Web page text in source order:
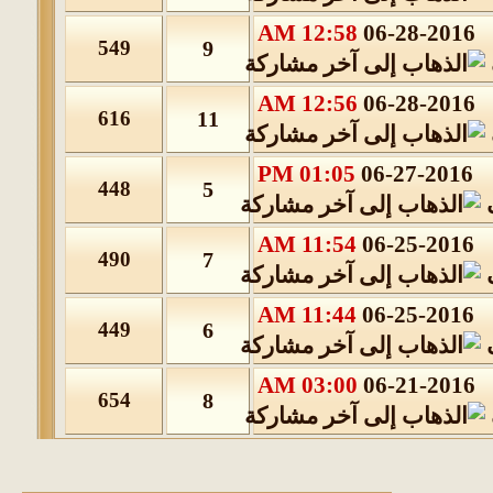
06-28-2016
12:58 AM
9
549
06-28-2016
12:56 AM
11
616
06-27-2016
01:05 PM
5
448
06-25-2016
11:54 AM
7
490
06-25-2016
11:44 AM
6
449
06-21-2016
03:00 AM
8
654